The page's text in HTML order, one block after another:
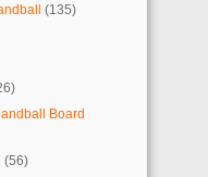
(135)
Board
(56)